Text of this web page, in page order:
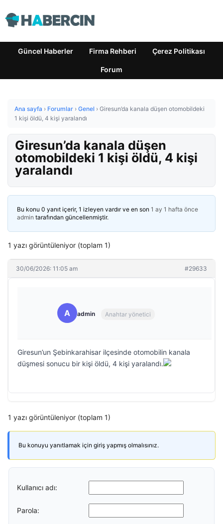
Güncel Haberler Firma Rehberi Çerez Politikası
Forum
Ana sayfa › Forumlar › Genel › Giresun’da kanala düşen otomobildeki
1 kişi öldü, 4 kişi yaralandı
Giresun’da kanala düşen
otomobildeki 1 kişi öldü, 4 kişi
yaralandı
Bu konu 0 yanıt içerir, 1 izleyen vardır ve en son 1 ay 1 hafta önce
admin tarafından güncellenmiştir.
1 yazı görüntüleniyor (toplam 1)
30/06/2026: 11:05 am #29633
A admin Anahtar yönetici
Giresun’un Şebinkarahisar ilçesinde otomobilin kanala
düşmesi sonucu bir kişi öldü, 4 kişi yaralandı.
1 yazı görüntüleniyor (toplam 1)
Bu konuyu yanıtlamak için giriş yapmış olmalısınız.
Kullanıcı adı:
Parola: